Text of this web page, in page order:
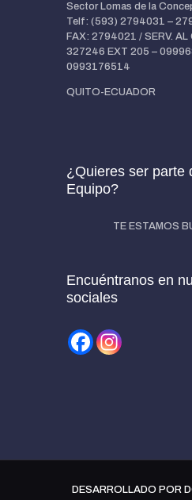
Sector Lomas de la
Telf: (593) 2794031 –
FAX: 2794021 / SERV.
327246 EXT 205 –
0993176514
QUITO-ECUADOR
¿Quieres ser parte
Equipo?
TE ESTAMOS
Encuéntranos en
sociales
DESARROLLADO POR